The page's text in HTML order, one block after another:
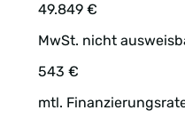
49.849 €
MwSt. nicht
543 €
mtl.